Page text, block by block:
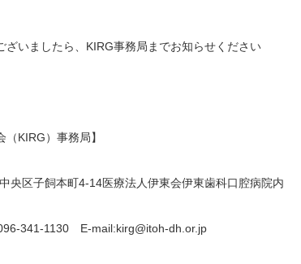
ざいましたら、KIRG事務局までお知らせください
（KIRG）事務局】
央区子飼本町4-14医療法人伊東会伊東歯科口腔病院内
341-1130 E-mail:kirg@itoh-dh.or.jp